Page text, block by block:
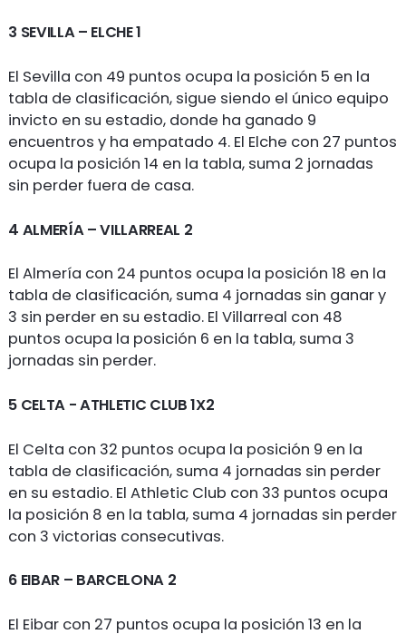
3 SEVILLA – ELCHE 1
El Sevilla con 49 puntos ocupa la posición 5 en la
tabla de clasificación, sigue siendo el único equipo
invicto en su estadio, donde ha ganado 9
encuentros y ha empatado 4. El Elche con 27 puntos
ocupa la posición 14 en la tabla, suma 2 jornadas
sin perder fuera de casa.
4 ALMERÍA – VILLARREAL 2
El Almería con 24 puntos ocupa la posición 18 en la
tabla de clasificación, suma 4 jornadas sin ganar y
3 sin perder en su estadio. El Villarreal con 48
puntos ocupa la posición 6 en la tabla, suma 3
jornadas sin perder.
5 CELTA - ATHLETIC CLUB 1X2
El Celta con 32 puntos ocupa la posición 9 en la
tabla de clasificación, suma 4 jornadas sin perder
en su estadio. El Athletic Club con 33 puntos ocupa
la posición 8 en la tabla, suma 4 jornadas sin perder
con 3 victorias consecutivas.
6 EIBAR – BARCELONA 2
El Eibar con 27 puntos ocupa la posición 13 en la